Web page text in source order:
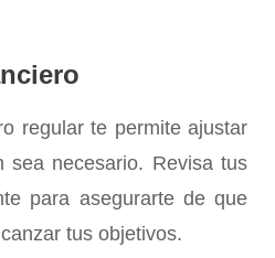
regular te permite ajustar
sea necesario. Revisa tus
para asegurarte de que
tus objetivos.